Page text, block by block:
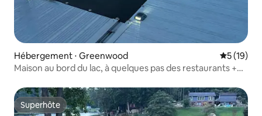
Hébergement ⋅ Greenwood
5 (19)
Maison au bord du lac, à quelques pas des restaurants +
Superhôte
Superhôte